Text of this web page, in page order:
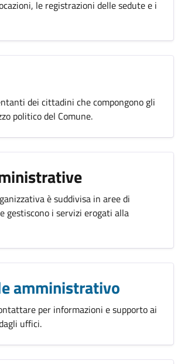
le registrazioni delle sedute e i
dei cittadini che compongono gli
politico del Comune.
è suddivisa in aree di
gestiscono i servizi erogati alla
amministrativo
per informazioni e supporto ai
uffici.